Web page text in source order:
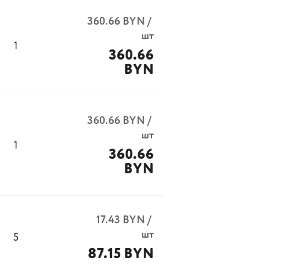
1
360.66BYN/
шт
360.66
BYN
1
360.66BYN/
шт
360.66
BYN
5
17.43 BYN/
шт
87.15 BYN